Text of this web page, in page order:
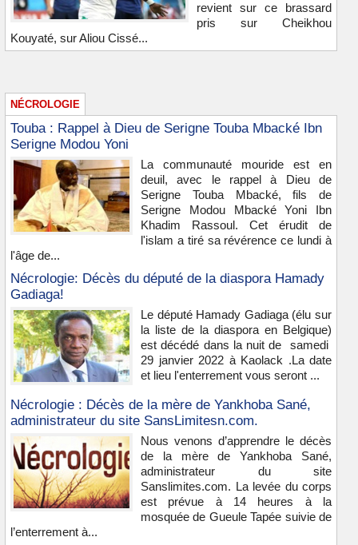
revient sur ce brassard
pris sur Cheikhou
Kouyaté, sur Aliou Cissé...
NÉCROLOGIE
Touba : Rappel à Dieu de Serigne Touba Mbacké Ibn
Serigne Modou Yoni
La communauté mouride est en
deuil, avec le rappel à Dieu de
Serigne Touba Mbacké, fils de
Serigne Modou Mbacké Yoni Ibn
Khadim Rassoul. Cet érudit de
l'islam a tiré sa révérence ce lundi à
l'âge de...
Nécrologie: Décès du député de la diaspora Hamady
Gadiaga!
Le député Hamady Gadiaga (élu sur
la liste de la diaspora en Belgique)
est décédé dans la nuit de samedi
29 janvier 2022 à Kaolack .La date
et lieu l'enterrement vous seront ...
Nécrologie : Décès de la mère de Yankhoba Sané,
administrateur du site SansLimitesn.com.
Nous venons d’apprendre le décès
de la mère de Yankhoba Sané,
administrateur du site
Sanslimites.com. La levée du corps
est prévue à 14 heures à la
mosquée de Gueule Tapée suivie de
l’enterrement à...